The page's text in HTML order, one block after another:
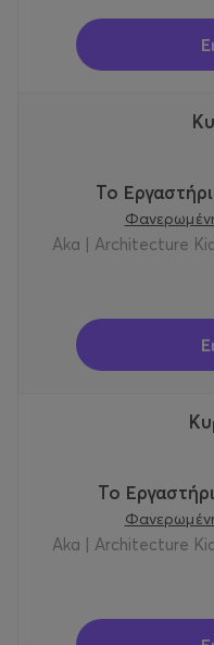
Το
Aka | Architecture
Το
Aka | Architecture